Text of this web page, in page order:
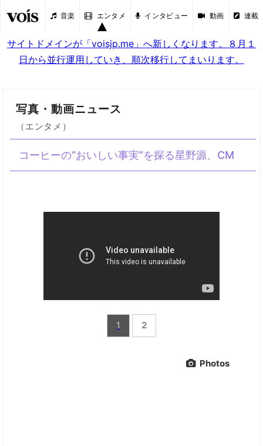
音楽 エンタメ インタビュー 動画 連載
サイトドメインが「voisjp.me」へ新しくなります。８月１
日から並行運用していき、順次移行してまいります。
写真・動画ニュース
（エンタメ）
コーヒーの“おいしい事実”を探る星野源、CM
1 2
Photos